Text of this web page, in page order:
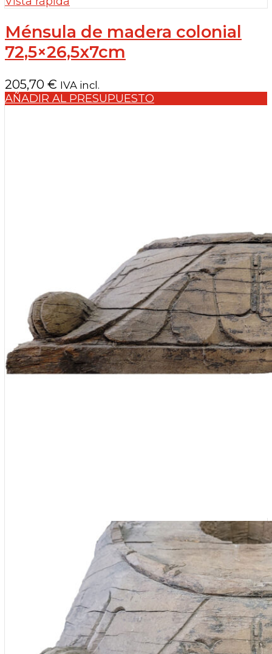
Ménsula de madera colonial
72,5×26,5x7cm
205,70 € IVA incl.
AÑADIR AL PRESUPUESTO